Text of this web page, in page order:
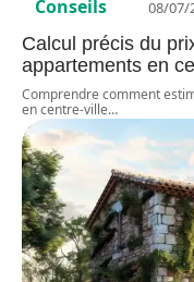
Conseils 08/07/
Calcul précis du
appartements en
Comprendre comment
en centre-ville…